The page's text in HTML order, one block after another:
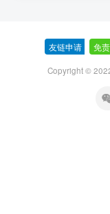
友链申请 免
Copyright ©